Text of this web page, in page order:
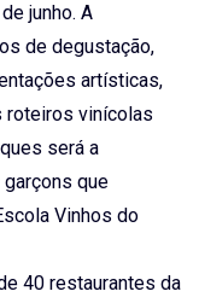
junho. A
de degustação,
artísticas,
roteiros vinícolas
será a
que
Vinhos do
40 restaurantes da